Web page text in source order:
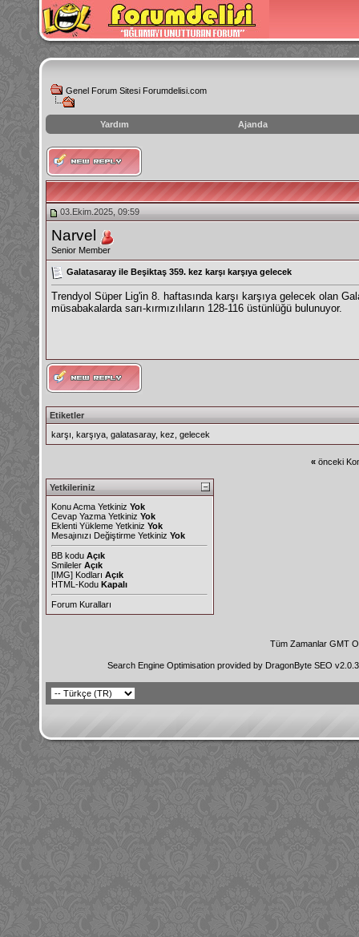
Genel Forum Sitesi Forumdelisi.com
Yardım Ajanda
instagram
izlenme
hilesi
03.Ekim.2025, 09:59
Narvel
Senior Member
Galatasaray ile Beşiktaş 359. kez karşı karşıya gelecek
Trendyol Süper Lig'in 8. haftasında karşı karşıya gelecek olan
müsabakalarda sarı-kırmızılıların 128-116 üstünlüğü bulunuyor.
Etiketler
karşı karşıya galatasaray, kez gelecek
« önceki
Yetkileriniz
Konu Acma Yetkiniz Yok
Cevap Yazma Yetkiniz Yok
Eklenti Yükleme Yetkiniz Yok
Mesajınızı Değiştirme Yetkiniz Yok
BB kodu Açık
Smileler Açık
[IMG] Kodları Açık
HTML-Kodu Kapalı
Forum Kuralları
Tüm Zamanlar GMT
Search Engine Optimisation provided by DragonByte SEO